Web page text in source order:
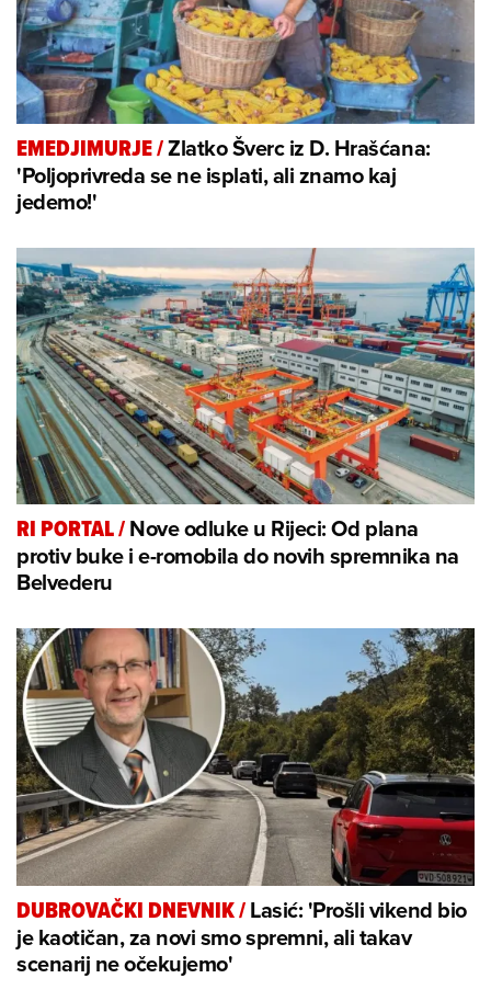
EMEDJIMURJE/Zlatko Šverc iz D. Hrašćana:
'Poljoprivreda se ne isplati, ali znamo kaj
jedemo!'
RI PORTAL/Nove odluke u Rijeci: Od plana
protiv buke i e-romobila do novih spremnika na
Belvederu
DUBROVAČKI DNEVNIK/Lasić: 'Prošli vikend bio
je kaotičan, za novi smo spremni, ali takav
scenarij ne očekujemo'